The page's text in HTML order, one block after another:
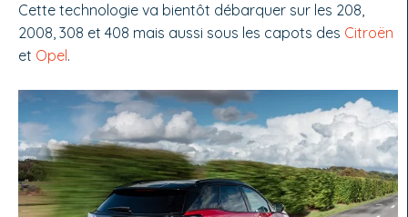
Cette technologie va bientôt débarquer sur les 208,
2008, 308 et 408 mais aussi sous les capots des Citroën
et Opel.